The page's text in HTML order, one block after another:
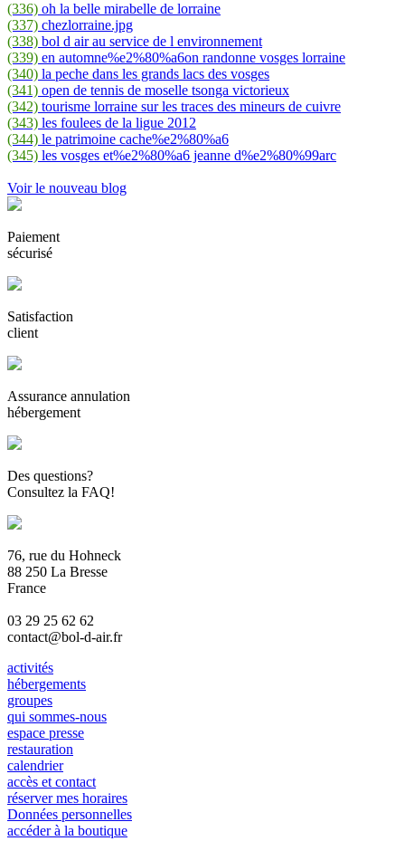
(336) oh la belle mirabelle de lorraine
(337) chezlorraine.jpg
(338) bol d air au service de l environnement
(339) en automne%e2%80%a6on randonne vosges lorraine
(340) la peche dans les grands lacs des vosges
(341) open de tennis de moselle tsonga victorieux
(342) tourisme lorraine sur les traces des mineurs de cuivre
(343) les foulees de la ligue 2012
(344) le patrimoine cache%e2%80%a6
(345) les vosges et%e2%80%a6 jeanne d%e2%80%99arc
Voir le nouveau blog
Paiement
sécurisé
Satisfaction
client
Assurance annulation
hébergement
Des questions?
Consultez la FAQ!
76, rue du Hohneck
88 250 La Bresse
France
03 29 25 62 62
contact@bol-d-air.fr
activités
hébergements
groupes
qui sommes-nous
espace presse
restauration
calendrier
accès et contact
réserver mes horaires
Données personnelles
accéder à la boutique